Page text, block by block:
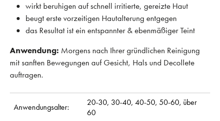
wirkt beruhigen auf schnell irritierte, gereizte Haut
beugt erste vorzeitigen Hautalterung entgegen
das Resultat ist ein entspannter & ebenmäßiger Teint
Anwendung: Morgens nach Ihrer gründlichen Reinigung
mit sanften Bewegungen auf Gesicht, Hals und Decollete
auftragen.
Anwendungsalter: 20-30, 30-40, 40-50, 50-60, über
60